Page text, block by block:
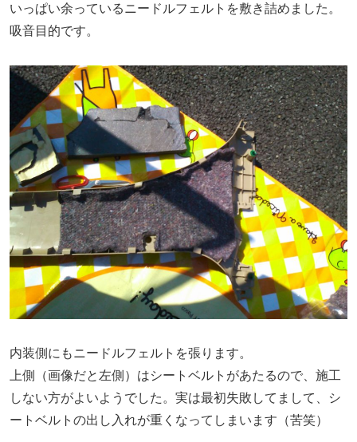
いっぱい余っているニードルフェルトを敷き詰めました。
吸音目的です。
内装側にもニードルフェルトを張ります。
上側（画像だと左側）はシートベルトがあたるので、施工
しない方がよいようでした。実は最初失敗してまして、シ
ートベルトの出し入れが重くなってしまいます（苦笑）